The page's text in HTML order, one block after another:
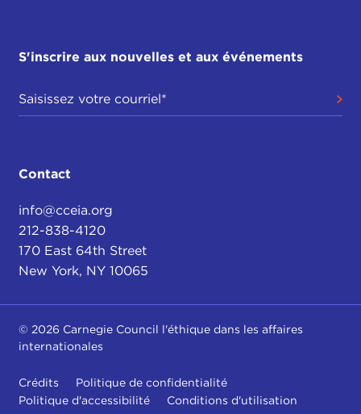
S'inscrire aux nouvelles et aux événements
Contact
info@cceia.org
212-838-4120
170 East 64th Street
New York, NY 10065
© 2026 Carnegie Council l'éthique dans les affaires
internationales
Crédits
Politique de confidentialité
Politique d'accessibilité
Conditions d'utilisation